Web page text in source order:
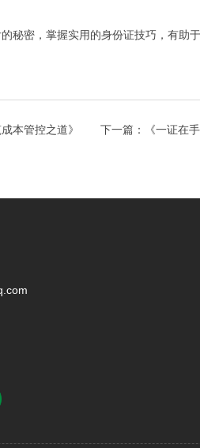
秘密，掌握实用的身份证技巧，有助
本管控之道》 下一篇： 《一证在